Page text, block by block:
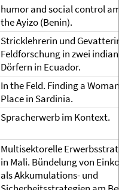
humor and social control
the Ayizo (Benin).
Stricklehrerin und Gevatterin.
Feldforschung in zwei
Dörfern in Ecuador.
In the Feld. Finding a Woman's
Place in Sardinia.
Spracherwerb im Kontext.
Multisektorelle
in Mali. Bündelung von
als Akkumulations- und